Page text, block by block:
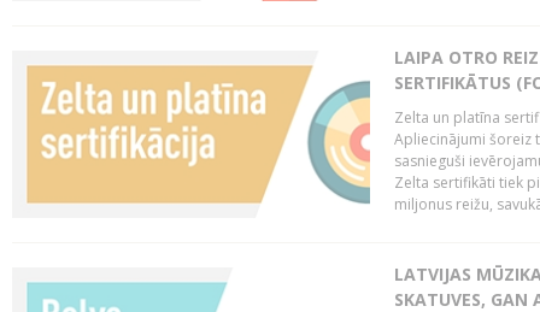
LAIPA OTRO
SERTIFIKĀTUS
Zelta un platīna
Apliecinājumi šoreiz
sasnieguši
Zelta sertifikāti tiek
miljonus reižu,
LATVIJAS
SKATUVES, GAN